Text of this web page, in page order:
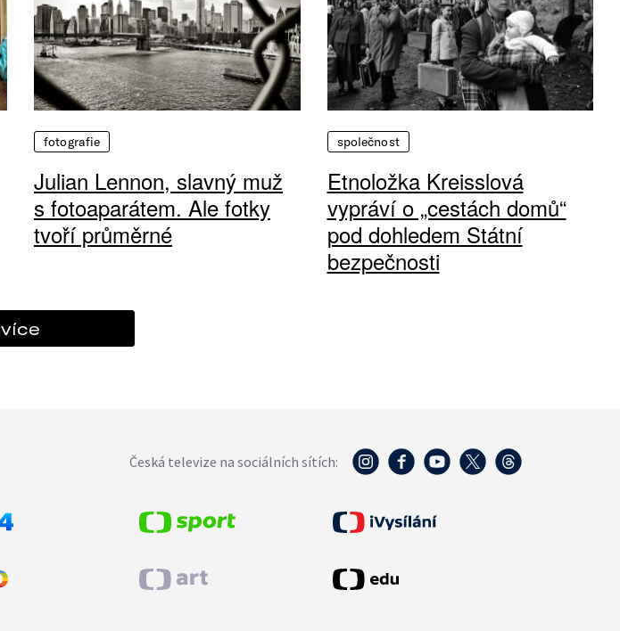
fotografie
Julian Lennon, slavný muž
s fotoaparátem. Ale fotky
tvoří průměrné
společnost
Etnoložka Kreisslová
vypráví o „cestách domů“
pod dohledem Státní
bezpečnosti
více
Česká televize na sociálních sítích: